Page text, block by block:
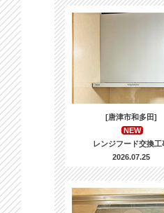
[唐津市和多田]
NEW
レンジフード交換工
2026.07.25